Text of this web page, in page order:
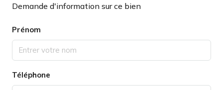
Demande d'information sur ce bien
Prénom
Téléphone